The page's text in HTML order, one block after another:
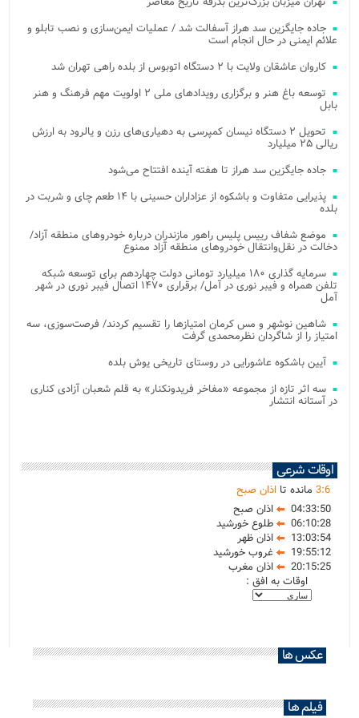
جاده جایگزین سد هراز آسفالت شد / عملیات ایمن‌سازی و نصب تابلو و
علائم ایمنی در حال انجام است
کاروان عاشقان ولایت با ۲ دستگاه اتوبوس از بلده راهی تهران شد
توسعه باغ هنر و برگزاری رویدادهای ملی ۲ اولویت مهم فرهنگ و هنر
بابل
تحویل ۲ دستگاه نیسان کمپرسی به دهیاری‌های رزن و یالرود به ارزش
ریالی ۲۵ میلیارد
جاده جایگزین سد هراز تا هفته آینده افتتاح می‌شود
پذیرایی متفاوت و باشکوه از عزاداران حسینی با ۱۴ طعم چای و شربت در
بلده
موضع شفاف رییس پلیس راهور مازندران درباره خودروهای منطقه آزاد/
دخالت در نقل‌وانتقال خودروهای منطقه آزاد ممنوع
سرمایه گذاری ۱۸۰ میلیارد تومانی دولت چهاردهم برای توسعه شبکه
تلفن همراه و فیبر نوری در آمل/ برقراری ۱۴۷۰ اتصال فیبر نوری در شهر
آمل
شاهین نوشهر و مس کرمان امتیازها را تقسیم کردند/ فرصت‌سوزی، سه
امتیاز را از شاگردان نظرمحمدی گرفت
آیین باشکوه عاشورایی در روستای تاریخی یوش بلده
سه اثر تازه از مجموعه «مفاخر فریدونکنار» به قلم شعبان آزادی کناری
در آستانه انتشار
اوقات شرعی
3:6 مانده تااذان صبح
04:33:50
اذان صبح
06:10:28
طلوع خورشید
13:03:54
اذان ظهر
19:55:12
غروب خورشید
20:15:25
اذان مغرب
اوقات به افق :
عکس ها
فیلم ها